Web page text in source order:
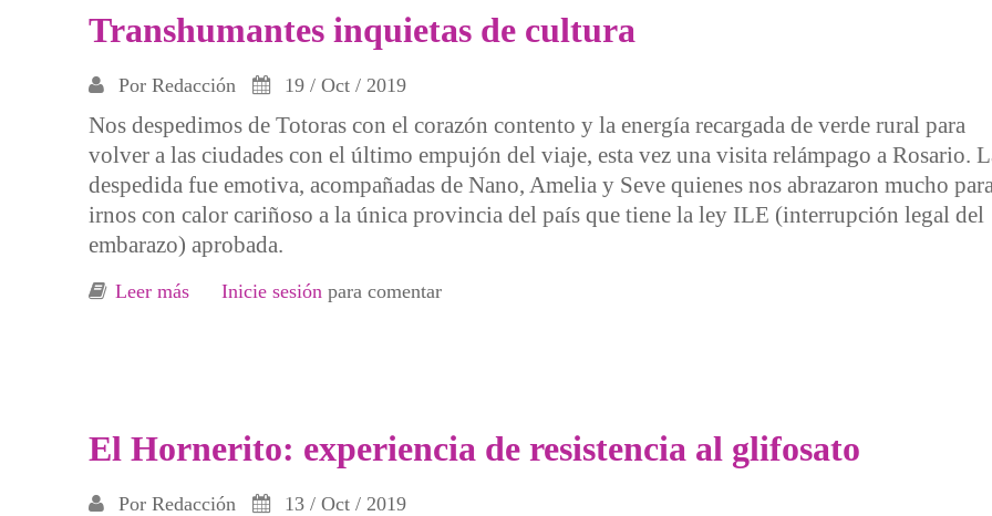
Transhumantes inquietas de cultura
Por Redacción 19 / Oct / 2019
Nos despedimos de Totoras con el corazón contento y la energía recargada de verde rural para
volver a las ciudades con el último empujón del viaje, esta vez una visita relámpago a Rosario.
despedida fue emotiva, acompañadas de Nano, Amelia y Seve quienes nos abrazaron mucho
irnos con calor cariñoso a la única provincia del país que tiene la ley ILE (interrupción legal del
embarazo) aprobada.
Leer más sobre Transhumantes inquietas de cultura
Inicie sesión para comentar
El Hornerito: experiencia de resistencia al glifosato
Por Redacción 13 / Oct / 2019